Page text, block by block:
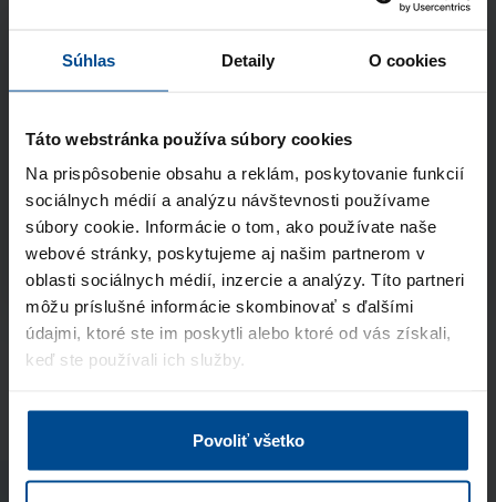
Súhlas Detaily O cookies
Táto webstránka používa súbory cookies
Na prispôsobenie obsahu a reklám, poskytovanie funkcií
sociálnych médií a analýzu návštevnosti používame
súbory cookie. Informácie o tom, ako používate naše
webové stránky, poskytujeme aj našim partnerom v
oblasti sociálnych médií, inzercie a analýzy. Títo partneri
môžu príslušné informácie skombinovať s ďalšími
údajmi, ktoré ste im poskytli alebo ktoré od vás získali,
keď ste používali ich služby.
Povoliť všetko
Súhlasím so spracúvaním
osobných údajov
a vyhlasujem, že som sa oboznámil so
Odoslať
Stránka je chránená pomocou Google reCaptcha
Vyplňte formulár
chcete kontaktovať, a pošlite nám svoje kontaktné
údaje. Po odoslaní vám príde notifikácia s
potvrdením prijatia žiadosti. Ide o nazáväznú